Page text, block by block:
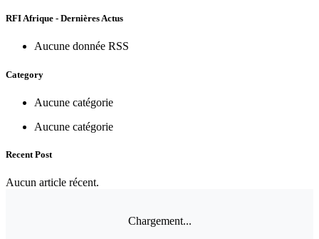
RFI Afrique - Dernières Actus
Aucune donnée RSS
Category
Aucune catégorie
Aucune catégorie
Recent Post
Aucun article récent.
Chargement...